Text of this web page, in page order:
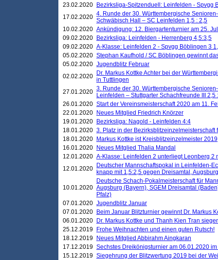
23.02.2020
Bezirksliga-Spitzenduell: Leinfelden - Spvgg
17.02.2020 4. Runde der 30. Württembergische
Schwäbisch Hall – SC Leinfelden 1,5 : 2,5
10.02.2020 Ankündigung: 12. Biergartenturnier am 25.
09.02.2020
Bezirksliga: Leinfelden - Herrenberg 4,5:3,5
09.02.2020 A-Klasse: Leinfelden 2 - Spvgg Böblingen 3
05.02.2020 Stephan Kaufhold / SC Böblingen gewinnt
05.02.2020 Jugendblitz Februar
02.02.2020
Dr. Markus Kottke Achter bei der
in Tuttlingen
27.01.2020 3. Runde der 30. Württembergische
Leinfelden – Stuttgarter Schachfreunde III 2,5
26.01.2020 Start der Vereinsmeisterschaft 2020 am 11.
22.01.2020
Neues Mitglied Friedrich Knörzer
19.01.2020
Bezirksliga: Nagold - Leinfelden 4:4
18.01.2020 3. Platz in der Bezirksblitzeinzelmeisterschaft
18.01.2020
Markus Kottke ist Kreisblitzeinzelmeister 2019
16.01.2020
Neues Mitglied Thalia Mandal
12.01.2020 A-Klasse: Leinfelden 2 unterliegt Leonberg 2
12.01.2020
Deutscher Mannschaftspokal in Leinfelden-
knapp mit 1,5:2,5 gegen Dreisamtal,
10.01.2020
Deutsche Schach-Pokalmeisterschaft für
Augsburg (Bayern), SGEM Dreisamtal
Pfalz)
07.01.2020 Jugendblitz Januar
07.01.2020
Beim Januar Blitzturnier gewinnt Dr. Markus
06.01.2020
Dr. Markus Kottke und Thanh Kien Tran
25.12.2019
Frohe Weihnachten und einen guten Rutsch!
18.12.2019
Neues Mitglied Abbirahm Aingkaran
17.12.2019 Sechstes Dreikönigsturnier am 06.01.2020
15.12.2019 Siegehrung der Blitzwertung 2019 bei der